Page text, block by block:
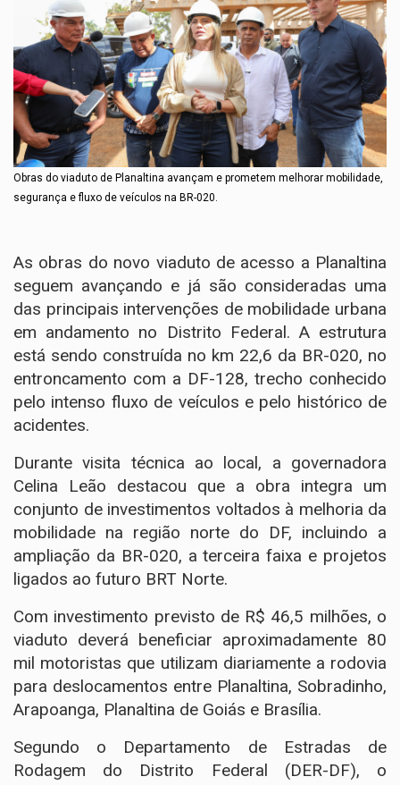
Obras do viaduto de Planaltina avançam e prometem melhorar mobilidade,
segurança e fluxo de veículos na BR-020.
As obras do novo viaduto de acesso a Planaltina
seguem avançando e já são consideradas uma
das principais intervenções de mobilidade urbana
em andamento no Distrito Federal. A estrutura
está sendo construída no km 22,6 da BR-020, no
entroncamento com a DF-128, trecho conhecido
pelo intenso fluxo de veículos e pelo histórico de
acidentes.
Durante visita técnica ao local, a governadora
Celina Leão destacou que a obra integra um
conjunto de investimentos voltados à melhoria da
mobilidade na região norte do DF, incluindo a
ampliação da BR-020, a terceira faixa e projetos
ligados ao futuro BRT Norte.
Com investimento previsto de R$ 46,5 milhões, o
viaduto deverá beneficiar aproximadamente 80
mil motoristas que utilizam diariamente a rodovia
para deslocamentos entre Planaltina, Sobradinho,
Arapoanga, Planaltina de Goiás e Brasília.
Segundo o Departamento de Estradas de
Rodagem do Distrito Federal (DER-DF), o